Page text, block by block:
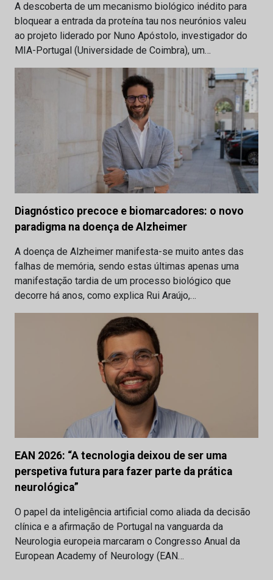
A descoberta de um mecanismo biológico inédito para
bloquear a entrada da proteína tau nos neurónios valeu
ao projeto liderado por Nuno Apóstolo, investigador do
MIA-Portugal (Universidade de Coimbra), um…
Diagnóstico precoce e biomarcadores: o novo
paradigma na doença de Alzheimer
A doença de Alzheimer manifesta-se muito antes das
falhas de memória, sendo estas últimas apenas uma
manifestação tardia de um processo biológico que
decorre há anos, como explica Rui Araújo,…
EAN 2026: “A tecnologia deixou de ser uma
perspetiva futura para fazer parte da prática
neurológica”
O papel da inteligência artificial como aliada da decisão
clínica e a afirmação de Portugal na vanguarda da
Neurologia europeia marcaram o Congresso Anual da
European Academy of Neurology (EAN…